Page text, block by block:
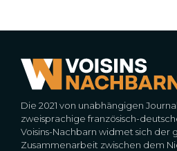
Die 2021 von unabhängigen
zweisprachige französisch-
Voisins-Nachbarn widmet sich
Zusammenarbeit zwischen dem